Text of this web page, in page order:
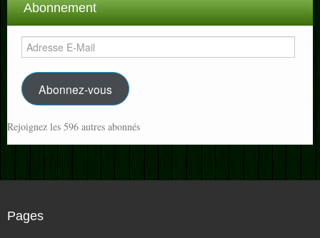
Abonnement
Adresse
E-
Mail
Abonnez-vous
Rejoignez les 596 autres abonnés
Pages